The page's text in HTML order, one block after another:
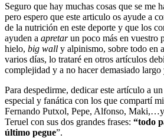
Seguro que hay muchas cosas que se me
pero espero que este articulo os ayude a
de la nutrición en este deporte y que los
ayuden a apretarun poco más en vuestro
hielo, big wall y alpinismo, sobre todo en
varios días, lo trataré en otros artículos
complejidad y a no hacer demasiado largo
Para despedirme, dedicar este artículo a
especial y fanática con los que compartí
Fernando Putxol, Pepe, Alfonso, Maki,…y
Teruel con sus dos grandes frases: “todo
último pegue”.